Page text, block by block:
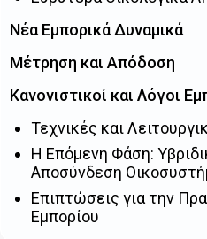
Νέα Εμπορικά Δυναμικά
Μέτρηση και Απόδοση
Κανονιστικοί και Λόγοι
Τεχνικές και
Η Επόμενη Φάση:
Αποσύνδεση
Επιπτώσεις για την
Εμπορίου